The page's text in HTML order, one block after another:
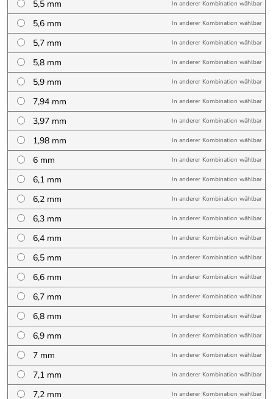
5,5 mm In anderer Kombination wählbar
5,6 mm In anderer Kombination wählbar
5,7 mm In anderer Kombination wählbar
5,8 mm In anderer Kombination wählbar
5,9 mm In anderer Kombination wählbar
7,94 mm In anderer Kombination wählbar
3,97 mm In anderer Kombination wählbar
1,98 mm In anderer Kombination wählbar
6 mm In anderer Kombination wählbar
6,1 mm In anderer Kombination wählbar
6,2 mm In anderer Kombination wählbar
6,3 mm In anderer Kombination wählbar
6,4 mm In anderer Kombination wählbar
6,5 mm In anderer Kombination wählbar
6,6 mm In anderer Kombination wählbar
6,7 mm In anderer Kombination wählbar
6,8 mm In anderer Kombination wählbar
6,9 mm In anderer Kombination wählbar
7 mm In anderer Kombination wählbar
7,1 mm In anderer Kombination wählbar
7,2 mm In anderer Kombination wählbar